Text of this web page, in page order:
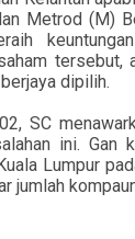
Metrod (M)
tersebut,
dipilih.
SC
ini. Gan
Lumpur
jumlah